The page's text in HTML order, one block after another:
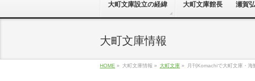
大町文庫設立の経緯 大町文庫館長 瀬賀
大町文庫情報
HOME » 大町文庫情報 » 大町文庫 » 月刊Komachiで大町文庫・海